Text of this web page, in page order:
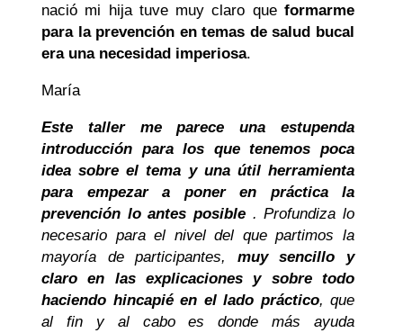
nació mi hija tuve muy claro que formarme
para la prevención en temas de salud bucal
era una necesidad imperiosa.
María
Este taller me parece una estupenda
introducción para los que tenemos poca
idea sobre el tema y una útil herramienta
para empezar a poner en práctica la
prevención lo antes posible . Profundiza lo
necesario para el nivel del que partimos la
mayoría de participantes, muy sencillo y
claro en las explicaciones y sobre todo
haciendo hincapié en el lado práctico, que
al fin y al cabo es donde más ayuda